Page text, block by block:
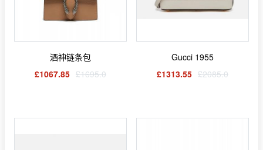
酒神链条包
£1067.85 £1695.0
Gucci 1955
£1313.55 £2085.0